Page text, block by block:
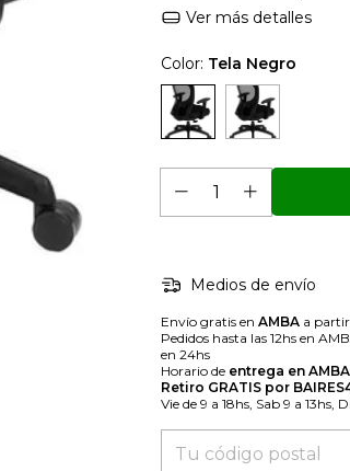
Ver más detalles
Color: Tela Negro
Medios de envío
Envío gratis en AMBA a
Pedidos hasta las 12hs en
en 24hs
Horario de entrega en
Retiro GRATIS por
Vie de 9 a 18hs, Sab 9 a 13hs,
Entregas para el CP: